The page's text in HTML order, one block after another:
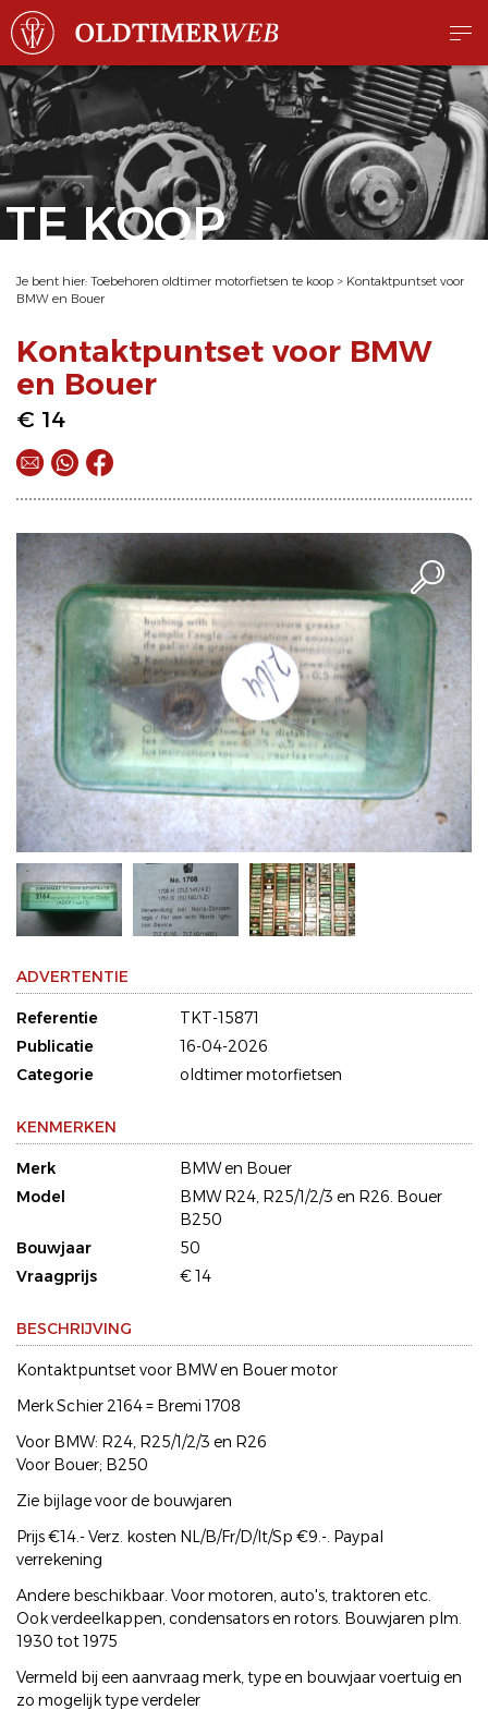
TE KOOP
Je bent hier: Toebehoren oldtimer motorfietsen te koop > Kontaktpuntset voor
BMW en Bouer
Kontaktpuntset voor BMW
en Bouer
€ 14
ADVERTENTIE
Referentie
TKT-15871
Publicatie
16-04-2026
Categorie
oldtimer motorfietsen
KENMERKEN
Merk
BMW en Bouer
Model
BMW R24, R25/1/2/3 en R26. Bouer
B250
Bouwjaar
50
Vraagprijs
€ 14
BESCHRIJVING
Kontaktpuntset voor BMW en Bouer motor
Merk Schier 2164 = Bremi 1708
Voor BMW: R24, R25/1/2/3 en R26
Voor Bouer; B250
Zie bijlage voor de bouwjaren
Prijs €14.- Verz. kosten NL/B/Fr/D/It/Sp €9.-. Paypal
verrekening
Andere beschikbaar. Voor motoren, auto's, traktoren etc.
Ook verdeelkappen, condensators en rotors. Bouwjaren plm.
1930 tot 1975
Vermeld bij een aanvraag merk, type en bouwjaar voertuig en
zo mogelijk type verdeler